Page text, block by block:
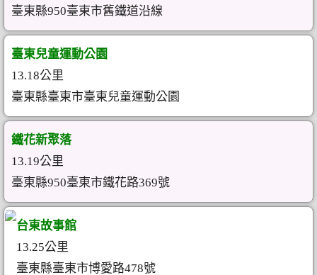
臺東縣950臺東市舊鐵道沿線
臺東兒童運動公園
13.18公里
臺東縣臺東市臺東兒童運動公園
鐵花新聚落
13.19公里
臺東縣950臺東市鐵花路369號
台東故事館
13.25公里
臺東縣臺東市博愛路478號